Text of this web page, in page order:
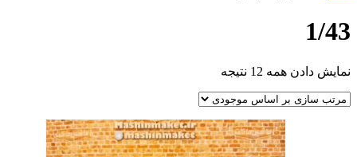
1/43
نمایش دادن همه 12 نتیجه